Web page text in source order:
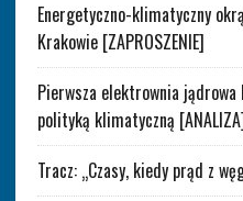
Energetyczno-klimatyczny
Krakowie [ZAPROSZENIE]
Pierwsza elektrownia
polityką klimatyczną
Tracz: „Czasy, kiedy prąd z